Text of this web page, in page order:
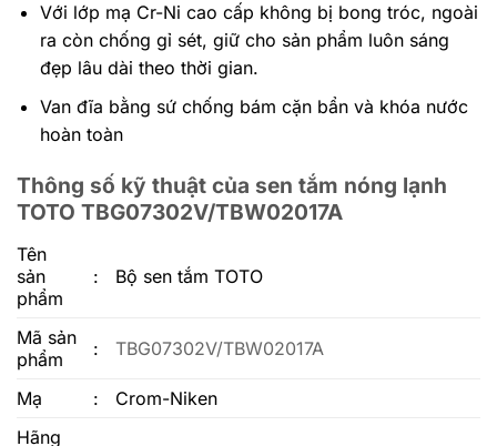
Với lớp mạ Cr-Ni cao cấp không bị bong tróc, ngoài
ra còn chống gỉ sét, giữ cho sản phẩm luôn sáng
đẹp lâu dài theo thời gian.
Van đĩa bằng sứ chống bám cặn bẩn và khóa nước
hoàn toàn
Thông số kỹ thuật của sen tắm nóng lạnh
TOTO TBG07302V/TBW02017A
Tên
sản
phẩm
: Bộ sen tắm TOTO
Mã sản
phẩm
: TBG07302V/TBW02017A
Mạ :
Crom-Niken
Hãng